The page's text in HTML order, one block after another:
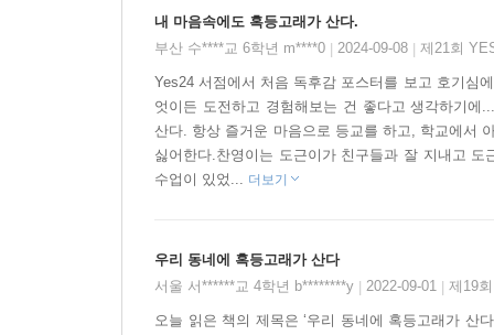
내 마음속에도 혹등고래가 산다.
부산 수****교 6학년 m****0
2024-09-08 제21회
Yes24 서점에서 처음 독후감 포스터를 보고 호기심
엇이든 도전하고 경험해보는 건 좋다고 생각하기
산다. 항상 즐거운 마음으로 등교를 하고, 학교에서
싫어한다.찬영이는 도근이가 친구들과 잘 지내고
수업이 있었... 더보기
우리 동네에 혹등고래가 산다
서울 서******교 4학년 b********y
2022-09-01 제19
오늘 읽은 책의 제목은 ‘우리 동네에 혹등고래가 산